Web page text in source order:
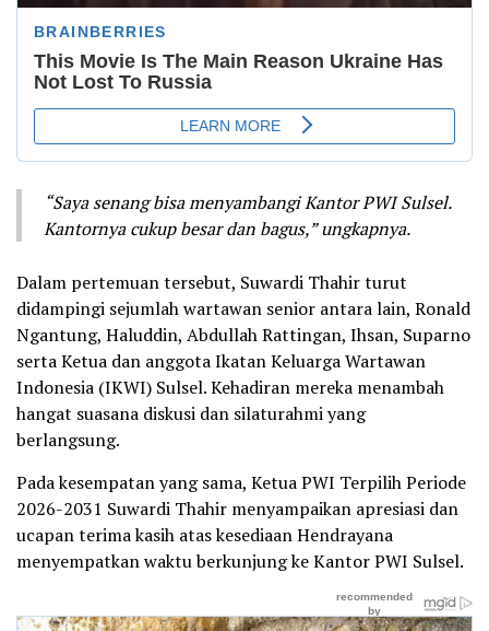
“Saya senang bisa menyambangi Kantor PWI Sulsel.
Kantornya cukup besar dan bagus,” ungkapnya.
Dalam pertemuan tersebut, Suwardi Thahir turut
didampingi sejumlah wartawan senior antara lain, Ronald
Ngantung, Haluddin, Abdullah Rattingan, Ihsan, Suparno
serta Ketua dan anggota Ikatan Keluarga Wartawan
Indonesia (IKWI) Sulsel. Kehadiran mereka menambah
hangat suasana diskusi dan silaturahmi yang
berlangsung.
Pada kesempatan yang sama, Ketua PWI Terpilih Periode
2026-2031 Suwardi Thahir menyampaikan apresiasi dan
ucapan terima kasih atas kesediaan Hendrayana
menyempatkan waktu berkunjung ke Kantor PWI Sulsel.